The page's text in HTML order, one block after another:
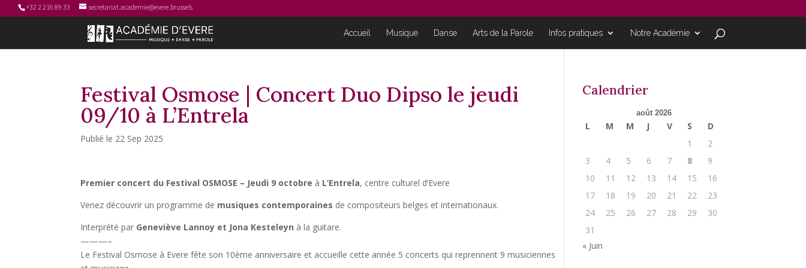
+32 2 216 89 33 secretariat.academie@evere.brussels
Accueil Musique Danse Arts de la Parole Infos pratiques Notre Académie
Festival Osmose | Concert Duo Dipso le jeudi
09/10 à L’Entrela
22 Sep 2025
Premier concert du Festival OSMOSE – Jeudi 9 octobre à L’Entrela, centre culturel d’Evere
Venez découvrir un programme de musiques contemporaines de compositeurs belges et internationaux.
Interprété par Geneviève Lannoy et Jona Kesteleyn à la guitare.
———–
Le Festival Osmose à Evere fête son 10ème anniversaire et accueille cette année 5 concerts qui reprennent 9 musiciennes
Calendrier
août 2026
L M M J V S
D
1
2
3
4 5 6 7 8
9
10
11 12 13 14 15
16
17
18 19 20 21 22
23
24
25 26 27 28 29
30
31
« Juin